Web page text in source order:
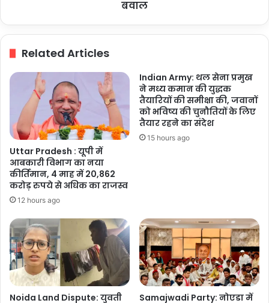
बवाल
Related Articles
Uttar Pradesh : यूपी में
आबकारी विभाग का नया
कीर्तिमान, 4 माह में 20,862
करोड़ रुपये से अधिक का राजस्व
12 hours ago
Indian Army: थल सेना प्रमुख
ने मध्य कमान की युद्धक
तैयारियों की समीक्षा की, जवानों
को भविष्य की चुनौतियों के लिए
तैयार रहने का संदेश
15 hours ago
Noida Land Dispute: युवती
Samajwadi Party: नोएडा में